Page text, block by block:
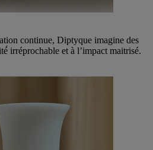
continue, Diptyque imagine des
irréprochable et à l’impact maitrisé.